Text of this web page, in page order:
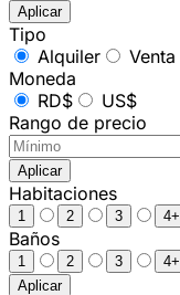
Aplicar
Tipo
Alquiler
Venta
Moneda
RD$
US$
Rango de precio
Aplicar
Habitaciones
1 2 3 4+
Baños
1 2 3
4+
Aplicar